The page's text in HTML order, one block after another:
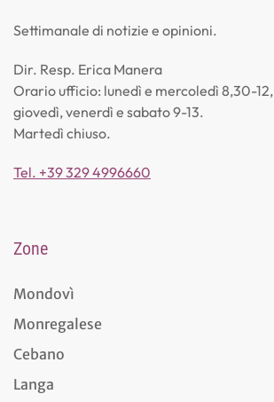
Settimanale di notizie e opinioni.
Dir. Resp. Erica Manera
Orario ufficio: lunedì e mercoledì 8,30-12,
giovedì, venerdì e sabato 9-13.
Martedì chiuso.
Tel. +39 329 4996660
Zone
Mondovì
Monregalese
Cebano
Langa